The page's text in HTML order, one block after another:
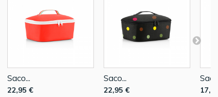
Saco...
22,95 €
Saco...
22,95 €